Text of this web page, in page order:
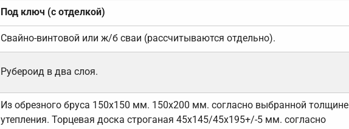
Под ключ (с отделкой)
Свайно-винтовой или ж/б сваи (рассчитываются отдельно).
Рубероид в два слоя.
Из обрезного бруса 150х150 мм. 150х200 мм. согласно выбранной толщине
утепления. Торцевая доска строганая 45х145/45х195+/-5 мм. согласно